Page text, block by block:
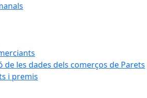
de les dades dels comerços de Parets
i premis